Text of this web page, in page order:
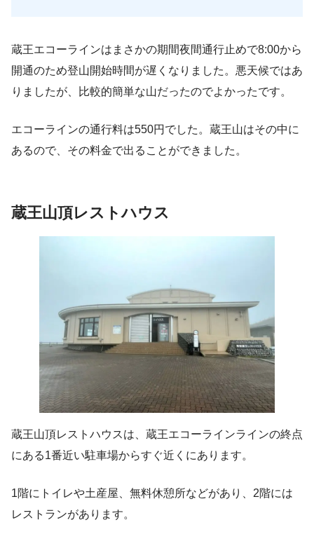
蔵王エコーラインはまさかの期間夜間通行止めで8:00から
開通のため登山開始時間が遅くなりました。悪天候ではあ
りましたが、比較的簡単な山だったのでよかったです。
エコーラインの通行料は550円でした。蔵王山はその中に
あるので、その料金で出ることができました。
蔵王山頂レストハウス
蔵王山頂レストハウスは、蔵王エコーラインラインの終点
にある1番近い駐車場からすぐ近くにあります。
1階にトイレや土産屋、無料休憩所などがあり、2階には
レストランがあります。